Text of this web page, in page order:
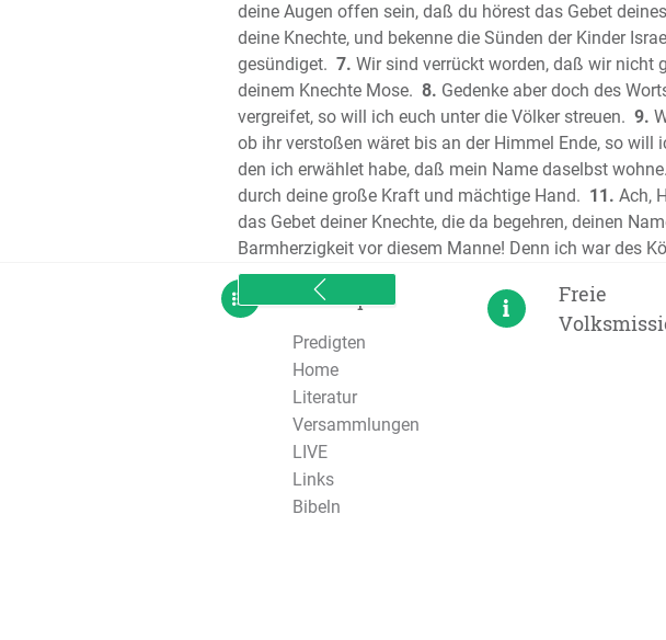
deine Augen offen sein, daß du hörest das Gebet
deine Knechte, und bekenne die Sünden der Kinder
gesündiget. 7. Wir sind verrückt worden, daß wir nicht
deinem Knechte Mose. 8. Gedenke aber doch des
vergreifet, so will ich euch unter die Völker streuen. 9.
ob ihr verstoßen wäret bis an der Himmel Ende, so
den ich erwählet habe, daß mein Name daselbst wohne.
durch deine große Kraft und mächtige Hand. 11. Ach,
das Gebet deiner Knechte, die da begehren, deinen
Barmherzigkeit vor diesem Manne! Denn ich war des
sitemap
Predigten
Home
Literatur
Versammlungen
LIVE
Links
Bibeln
Freie